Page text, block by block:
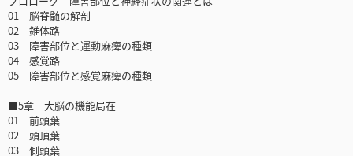
01 脳脊髄の解剖
02 錐体路
03 障害部位と運動麻痺の種類
04 感覚路
05 障害部位と感覚麻痺の種類
■5章 大脳の機能局在
01 前頭葉
02 頭頂葉
03 側頭葉